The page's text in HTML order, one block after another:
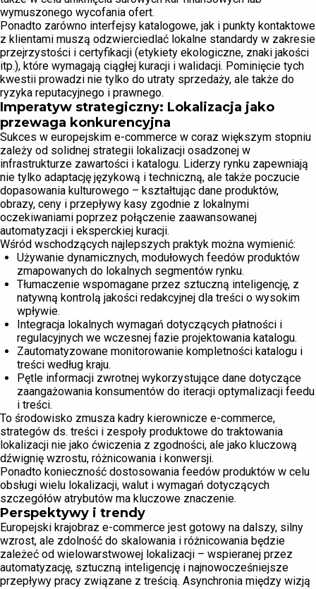
wymuszonego wycofania ofert.
Ponadto zarówno interfejsy katalogowe, jak i punkty kontaktowe
z klientami muszą odzwierciedlać lokalne standardy w zakresie
przejrzystości i certyfikacji (etykiety ekologiczne, znaki jakości
itp.), które wymagają ciągłej kuracji i walidacji. Pominięcie tych
kwestii prowadzi nie tylko do utraty sprzedaży, ale także do
ryzyka reputacyjnego i prawnego.
Imperatyw strategiczny: Lokalizacja jako
przewaga konkurencyjna
Sukces w europejskim e-commerce w coraz większym stopniu
zależy od solidnej strategii lokalizacji osadzonej w
infrastrukturze zawartości i katalogu. Liderzy rynku zapewniają
nie tylko adaptację językową i techniczną, ale także poczucie
dopasowania kulturowego – kształtując dane produktów,
obrazy, ceny i przepływy kasy zgodnie z lokalnymi
oczekiwaniami poprzez połączenie zaawansowanej
automatyzacji i eksperckiej kuracji.
Wśród wschodzących najlepszych praktyk można wymienić:
Używanie dynamicznych, modułowych feedów produktów
zmapowanych do lokalnych segmentów rynku.
Tłumaczenie wspomagane przez sztuczną inteligencję, z
natywną kontrolą jakości redakcyjnej dla treści o wysokim
wpływie.
Integracja lokalnych wymagań dotyczących płatności i
regulacyjnych we wczesnej fazie projektowania katalogu.
Zautomatyzowane monitorowanie kompletności katalogu i
treści według kraju.
Pętle informacji zwrotnej wykorzystujące dane dotyczące
zaangażowania konsumentów do iteracji optymalizacji feedu
i treści.
To środowisko zmusza kadry kierownicze e-commerce,
strategów ds. treści i zespoły produktowe do traktowania
lokalizacji nie jako ćwiczenia z zgodności, ale jako kluczową
dźwignię wzrostu, różnicowania i konwersji.
Ponadto konieczność dostosowania feedów produktów w celu
obsługi wielu lokalizacji, walut i wymagań dotyczących
szczegółów atrybutów ma kluczowe znaczenie.
Perspektywy i trendy
Europejski krajobraz e-commerce jest gotowy na dalszy, silny
wzrost, ale zdolność do skalowania i różnicowania będzie
zależeć od wielowarstwowej lokalizacji – wspieranej przez
automatyzację, sztuczną inteligencję i najnowocześniejsze
przepływy pracy związane z treścią. Asynchronia między wizją